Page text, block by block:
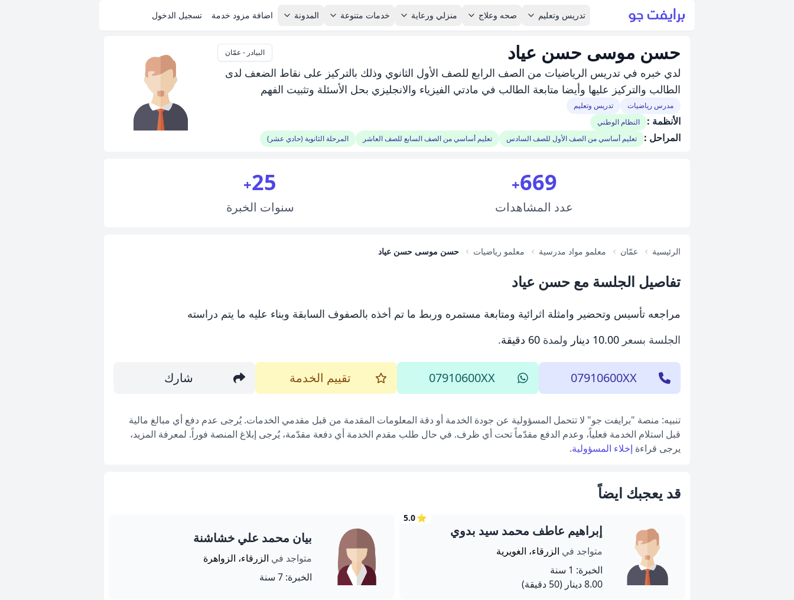
تدريس وتعليم صحه وعلاج منزلي ورعاية خدمات متنوعة المدونة اضافة مزود خدمة تسجيل الدخول
حسن موسى حسن عياد البيادر - عمّان
لدي خبره في تدريس الرياضيات من الصف الرابع للصف الأول الثانوي وذلك بالتركيز على نقاط الضعف لدى
الطالب والتركيز عليها وأيضا متابعة الطالب في مادتي الفيزياء والانجليزي بحل الأسئلة وتثبيت الفهم
مدرس رياضيات تدريس وتعليم
الأنظمة : النظام الوطني
المراحل : تعليم أساسي من الصف الأول للصف السادس تعليم أساسي من الصف السابع للصف العاشر المرحلة الثانوية (حادي عشر)
669
+
عدد المشاهدات
25
+
سنوات الخبرة
الرئيسية عمّان معلمو مواد مدرسية معلمو رياضيات حسن موسى حسن عياد
تفاصيل الجلسة مع حسن عياد
مراجعه تأسيس وتحضير وامثلة اثرائية ومتابعة مستمره وربط ما تم أخذه بالصفوف السابقة وبناء عليه ما يتم دراسته
الجلسة بسعر 10.00 دينار ولمدة 60 دقيقة .
07910600XX
07910600XX تقييم الخدمة شارك
تنبيه: منصة "برايفت جو" لا تتحمل المسؤولية عن جودة الخدمة أو دقة المعلومات المقدمة من قبل مقدمي الخدمات. يُرجى عدم دفع أي مبالغ مالية
قبل استلام الخدمة فعلياً، وعدم الدفع مقدّماً تحت أي ظرف. في حال طلب مقدم الخدمة أي دفعة مقدّمة، يُرجى إبلاغ المنصة فوراً. لمعرفة المزيد،
يرجى قراءة إخلاء المسؤولية.
قد يعجبك ايضاً
⭐
5.0
إبراهيم عاطف محمد سيد بدوي
متواجد في الزرقاء، الغويرية
الخبرة: 1 سنة
8.00 دينار
(50 دقيقة)
بيان محمد علي خشاشنة
متواجد في الزرقاء، الزواهرة
الخبرة: 7 سنة